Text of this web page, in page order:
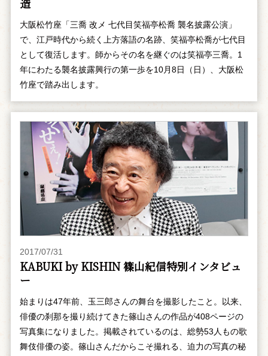
造
大阪松竹座「三喬 改メ 七代目笑福亭松喬 襲名披露公演」
で、江戸時代から続く上方落語の名跡、笑福亭松喬が七代目
として復活します。師からその名を継ぐのは笑福亭三喬。1
年にわたる襲名披露興行の第一歩を10月8日（日）、大阪松
竹座で踏み出します。
2017/07/31
KABUKI by KISHIN 篠山紀信特別インタビュ
ー
始まりは47年前、玉三郎さんの舞台を撮影したこと。以来、
俳優の刹那を撮り続けてきた篠山さんの作品が408ページの
写真集になりました。掲載されているのは、総勢53人もの歌
舞伎俳優の姿。篠山さんだからこそ撮れる、迫力の写真の秘